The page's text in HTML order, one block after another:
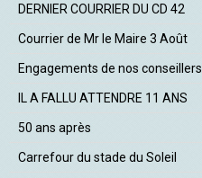
DERNIER COURRIER DU CD 42
Courrier de Mr le Maire 3 Août
Engagements de nos conseillers
IL A FALLU ATTENDRE 11 ANS
50 ans après
Carrefour du stade du Soleil